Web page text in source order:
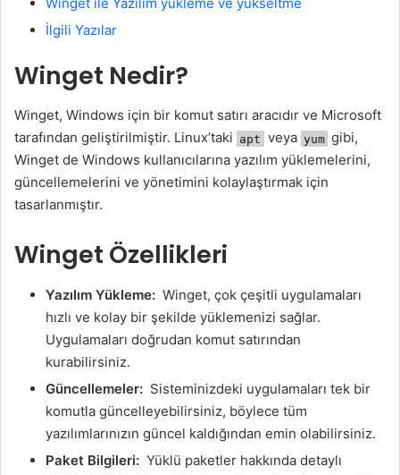
İlgili Yazılar
Winget Nedir?
Winget, Windows için bir komut satırı aracıdır ve Microsoft
tarafından geliştirilmiştir. Linux’taki apt veya yum gibi,
Winget de Windows kullanıcılarına yazılım yüklemelerini,
güncellemelerini ve yönetimini kolaylaştırmak için
tasarlanmıştır.
Winget Özellikleri
Yazılım Yükleme: Winget, çok çeşitli uygulamaları
hızlı ve kolay bir şekilde yüklemenizi sağlar.
Uygulamaları doğrudan komut satırından
kurabilirsiniz.
Güncellemeler: Sisteminizdeki uygulamaları tek bir
komutla güncelleyebilirsiniz, böylece tüm
yazılımlarınızın güncel kaldığından emin olabilirsiniz.
Paket Bilgileri: Yüklü paketler hakkında detaylı